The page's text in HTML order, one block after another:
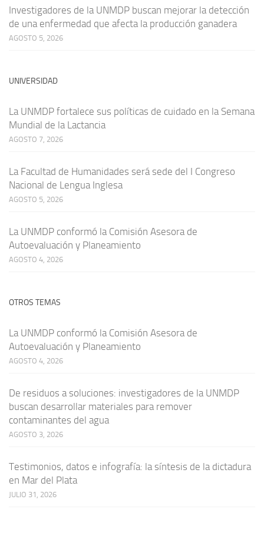
Investigadores de la UNMDP buscan mejorar la detección
de una enfermedad que afecta la producción ganadera
AGOSTO 5, 2026
UNIVERSIDAD
La UNMDP fortalece sus políticas de cuidado en la Semana
Mundial de la Lactancia
AGOSTO 7, 2026
La Facultad de Humanidades será sede del I Congreso
Nacional de Lengua Inglesa
AGOSTO 5, 2026
La UNMDP conformó la Comisión Asesora de
Autoevaluación y Planeamiento
AGOSTO 4, 2026
OTROS TEMAS
La UNMDP conformó la Comisión Asesora de
Autoevaluación y Planeamiento
AGOSTO 4, 2026
De residuos a soluciones: investigadores de la UNMDP
buscan desarrollar materiales para remover
contaminantes del agua
AGOSTO 3, 2026
Testimonios, datos e infografía: la síntesis de la dictadura
en Mar del Plata
JULIO 31, 2026